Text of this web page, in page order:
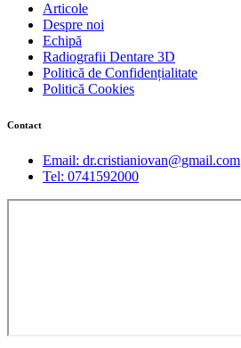
Articole
Despre noi
Echipă
Radiografii Dentare 3D
Politică de Confidențialitate
Politică Cookies
Contact
Email: dr.cristianiovan@gmail.com
Tel: 0741592000